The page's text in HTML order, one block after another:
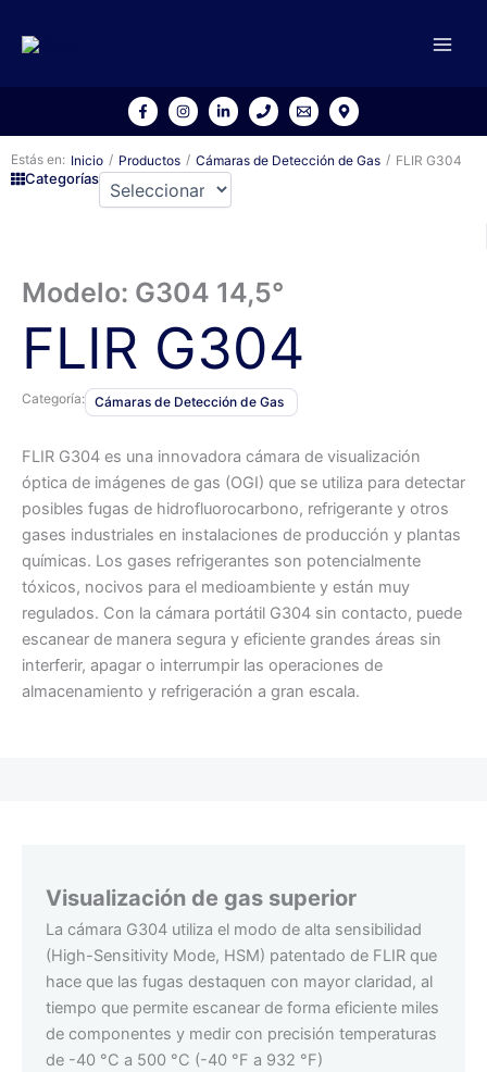
Estás en: Inicio / Productos / Cámaras de Detección de Gas / FLIR G304
Categorías
Modelo: G304 14,5°
FLIR G304
Categoría: Cámaras de Detección de Gas
FLIR G304 es una innovadora cámara de visualización
óptica de imágenes de gas (OGI) que se utiliza para detectar
posibles fugas de hidrofluorocarbono, refrigerante y otros
gases industriales en instalaciones de producción y plantas
químicas. Los gases refrigerantes son potencialmente
tóxicos, nocivos para el medioambiente y están muy
regulados. Con la cámara portátil G304 sin contacto, puede
escanear de manera segura y eficiente grandes áreas sin
interferir, apagar o interrumpir las operaciones de
almacenamiento y refrigeración a gran escala.
Visualización de gas superior
La cámara G304 utiliza el modo de alta sensibilidad
(High-Sensitivity Mode, HSM) patentado de FLIR que
hace que las fugas destaquen con mayor claridad, al
tiempo que permite escanear de forma eficiente miles
de componentes y medir con precisión temperaturas
de -40 °C a 500 °C (-40 °F a 932 °F)